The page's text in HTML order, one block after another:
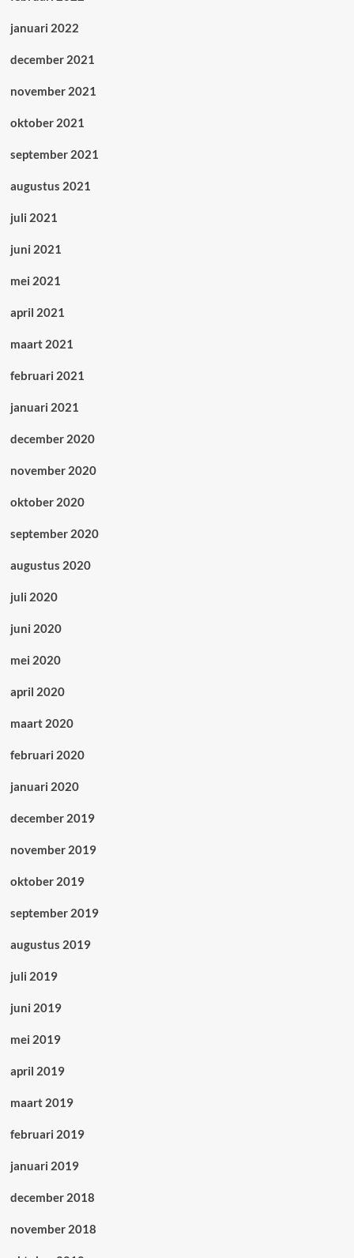
januari 2022
december 2021
november 2021
oktober 2021
september 2021
augustus 2021
juli 2021
juni 2021
mei 2021
april 2021
maart 2021
februari 2021
januari 2021
december 2020
november 2020
oktober 2020
september 2020
augustus 2020
juli 2020
juni 2020
mei 2020
april 2020
maart 2020
februari 2020
januari 2020
december 2019
november 2019
oktober 2019
september 2019
augustus 2019
juli 2019
juni 2019
mei 2019
april 2019
maart 2019
februari 2019
januari 2019
december 2018
november 2018